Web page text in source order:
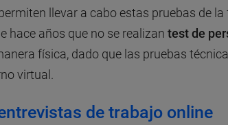
llevar a cabo estas pruebas de
hace años que no se realizan test de
física, dado que las pruebas
virtual.
de trabajo online